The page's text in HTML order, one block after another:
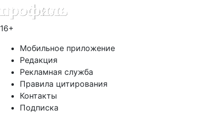
16+
Мобильное приложение
Редакция
Рекламная служба
Правила цитирования
Контакты
Подписка